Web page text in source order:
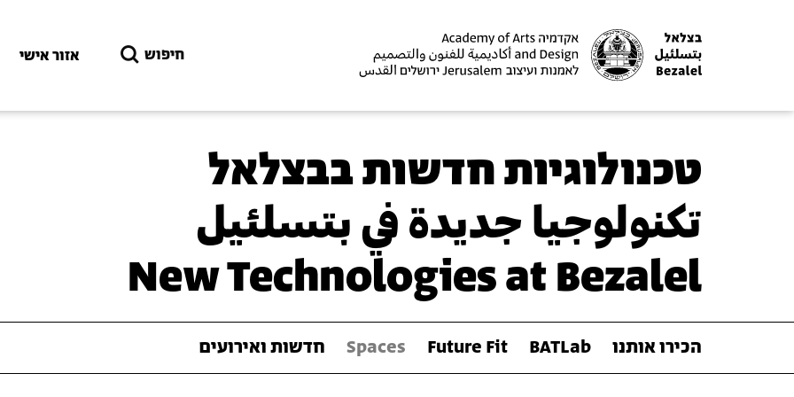
חיפוש אזור אישי
טכנולוגיות חדשות בבצלאל
تكنولوجيا جديدة في بتسلئيل
New Technologies at Bezalel
הכירו אותנו BATLab
Future Fit
Spaces חדשות ואירועים